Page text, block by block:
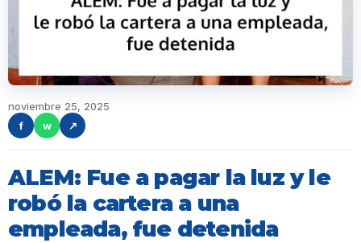
noviembre 25, 2025
f
w ↗
ALEM: Fue a pagar la luz y le
robó la cartera a una
empleada, fue detenida